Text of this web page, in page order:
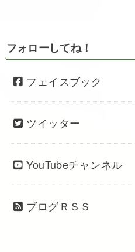
フォローしてね！
フェイスブック
ツイッター
YouTubeチャンネル
ブログＲＳＳ